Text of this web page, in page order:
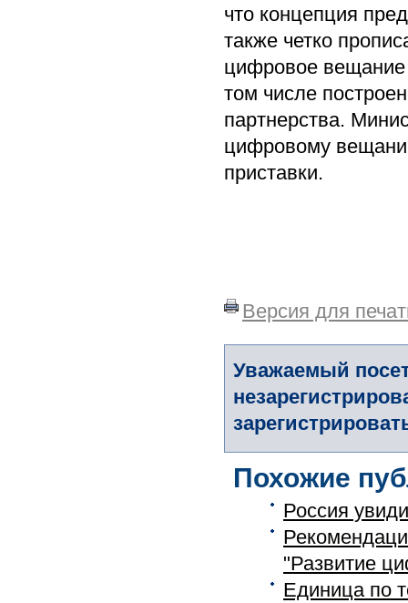
что концепция
также четко
цифровое вещание
том числе
партнерства.
цифровому
приставки.
Версия для
Уважаемый
Похожие
Россия
"Развитие
Единица по